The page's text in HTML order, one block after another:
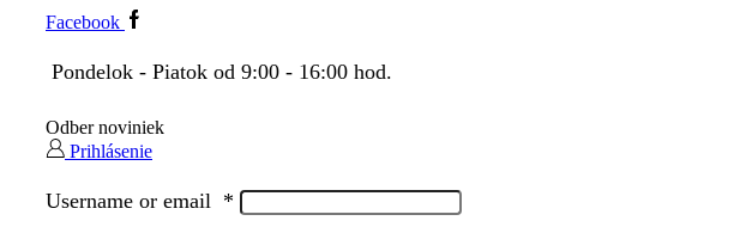
Facebook
Pondelok - Piatok od 9:00 - 16:00 hod.
Odber noviniek
Prihlásenie
Username or email *